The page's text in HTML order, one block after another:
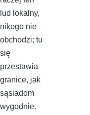
lud lokalny,
nikogo nie
obchodzi; tu
się
przestawia
granice, jak
sąsiadom
wygodnie.